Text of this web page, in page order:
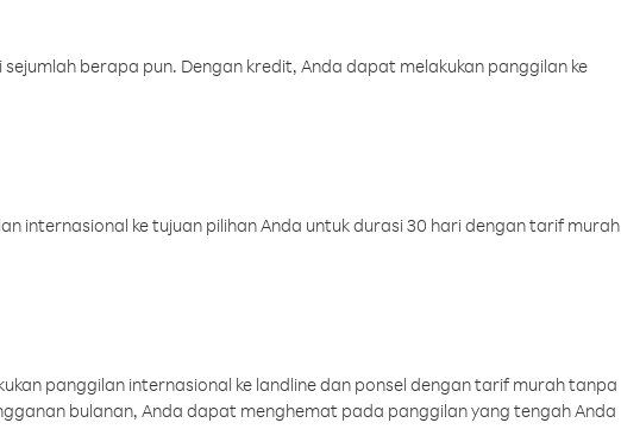
berapa pun. Dengan kredit, Anda dapat melakukan panggilan ke
internasional ke tujuan pilihan Anda untuk durasi 30 hari dengan tarif murah
panggilan internasional ke landline dan ponsel dengan tarif murah tanpa
bulanan, Anda dapat menghemat pada panggilan yang tengah Anda